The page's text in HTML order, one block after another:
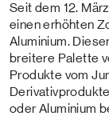
Seit dem 12.
einen erhöhten
Aluminium.
breitere Palette
Produkte vom
oder Aluminium